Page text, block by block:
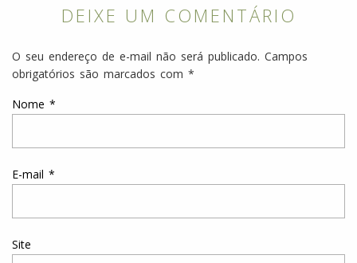
DEIXE UM COMENTÁRIO
O seu endereço de e-mail não será publicado. Campos
obrigatórios são marcados com *
Nome *
E-mail *
Site